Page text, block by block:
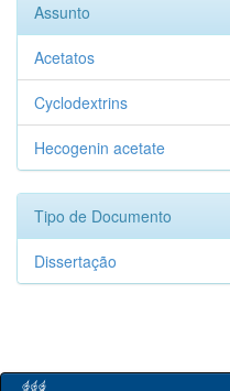
Assunto
Acetatos
Cyclodextrins
Hecogenin acetate
Tipo de Documento
Dissertação